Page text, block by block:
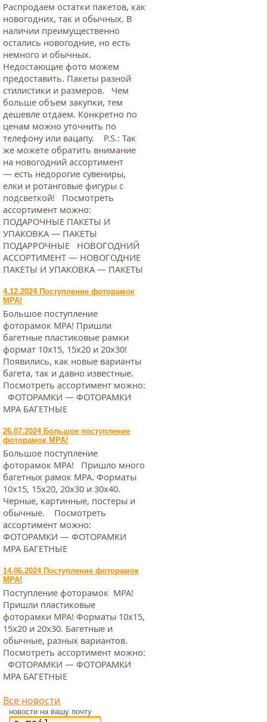
Распродаем остатки пакетов, как
новогодних, так и обычных. В
наличии преимущественно
остались новогодние, но есть
немного и обычных.
Недостающие фото можем
предоставить. Пакеты разной
стилистики и размеров. Чем
больше объем закупки, тем
дешевле отдаем. Конкретно по
ценам можно уточнить по
телефону или вацапу. Р.S.: Так
же можете обратить внимание
на новогодний ассортимент
— есть недорогие сувениры,
елки и ротанговые фигуры с
подсветкой! Посмотреть
ассортимент можно:
ПОДАРОЧНЫЕ ПАКЕТЫ И
УПАКОВКА — ПАКЕТЫ
ПОДАРРОЧНЫЕ НОВОГОДНИЙ
АССОРТИМЕНТ — НОВОГОДНИЕ
ПАКЕТЫ И УПАКОВКА — ПАКЕТЫ
4.12.2024 Поступление фоторамок
МРА!
Большое поступление
фоторамок МРА! Пришли
багетные пластиковые рамки
формат 10х15, 15х20 и 20х30!
Появились, как новые варианты
багета, так и давно известные.
Посмотреть ассортимент можно:
ФОТОРАМКИ — ФОТОРАМКИ
МРА БАГЕТНЫЕ
26.07.2024 Большое поступление
фоторамок МРА!
Большое поступление
фоторамок МРА! Пришло много
багетных рамок МРА. Форматы
10х15, 15х20, 20х30 и 30х40.
Черные, картинные, постеры и
обычные. Посмотреть
ассортимент можно:
ФОТОРАМКИ — ФОТОРАМКИ
МРА БАГЕТНЫЕ
14.06.2024 Поступление фоторамок
МРА!
Поступление фоторамок МРА!
Пришли пластиковые
фоторамки МРА! Форматы 10х15,
15х20 и 20х30. Багетные и
обычные, разных вариантов.
Посмотреть ассортимент можно:
ФОТОРАМКИ — ФОТОРАМКИ
МРА БАГЕТНЫЕ
Все новости
новости на вашу почту